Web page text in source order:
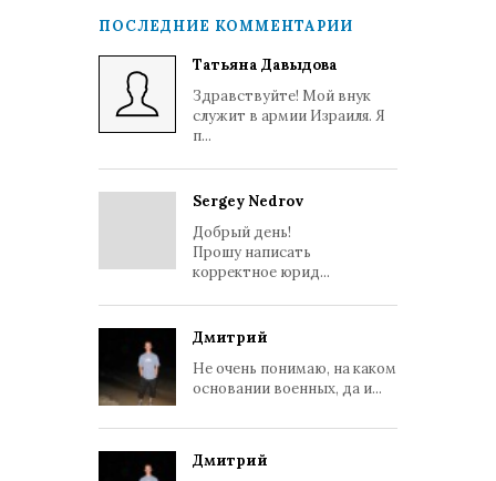
ПОСЛЕДНИЕ КОММЕНТАРИИ
Татьяна Давыдова
Здравствуйте! Мой внук
служит в армии Израиля. Я
п...
Sergey Nedrov
Добрый день!
Прошу написать
корректное юрид...
Дмитрий
Не очень понимаю, на каком
основании военных, да и...
Дмитрий